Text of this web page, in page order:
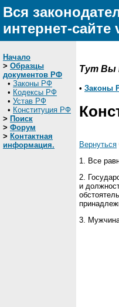
Вся
интернет-сайте
Начало
> Образцы
документов РФ
• Законы РФ
• Кодексы РФ
• Устав РФ
• Конституция РФ
> Поиск
> Форум
> Контактная
информация.
Тут Вы
• Законы
Вернуться
1. Все
2.
и
3.